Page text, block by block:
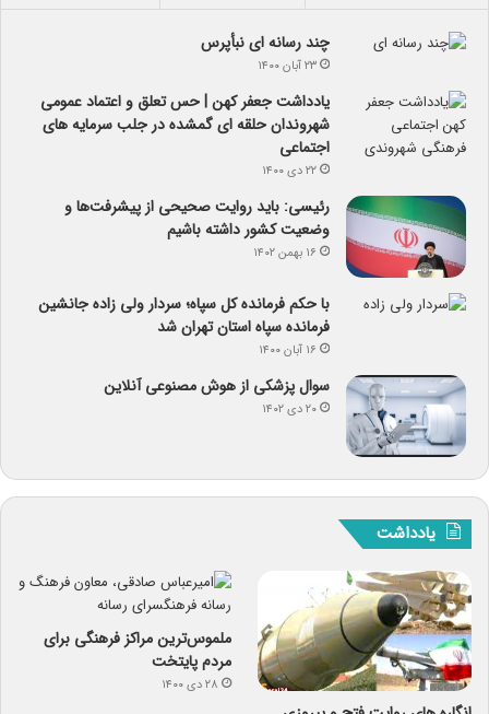
چند رسانه ای نبأپرس
۲۳ آبان ۱۴۰۰
یادداشت جعفر کهن | حس تعلق و اعتماد عمومی
شهروندان حلقه ای گمشده در جلب سرمایه های
اجتماعی
۲۲ دی ۱۴۰۰
رئیسی: باید روایت صحیحی از پیشرفت‌ها و
وضعیت کشور داشته باشیم
۱۶ بهمن ۱۴۰۲
با حکم فرمانده کل سپاه؛ سردار ولی زاده جانشین
فرمانده سپاه استان تهران شد
۱۶ آبان ۱۴۰۰
سوال پزشکی از هوش مصنوعی آنلاین
۲۰ دی ۱۴۰۲
یادداشت
ملموس‌ترین مراکز فرهنگی برای
مردم پایتخت
۲۸ دی ۱۴۰۰